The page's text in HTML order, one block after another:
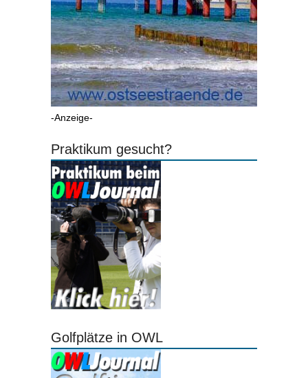
-Anzeige-
Praktikum gesucht?
Golfplätze in OWL